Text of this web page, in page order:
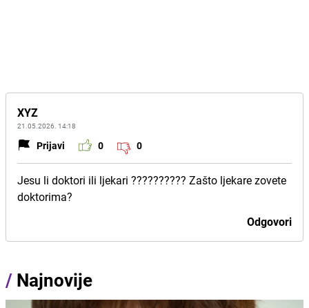
XYZ
21.05.2026. 14:18
Prijavi 0 0
Jesu li doktori ili ljekari ?????????? Zašto ljekare zovete
doktorima?
Odgovori
/ Najnovije